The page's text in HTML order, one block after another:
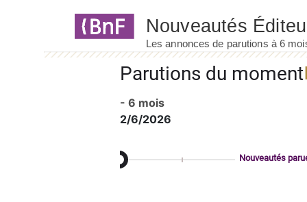
Parutions du moment
- 6 mois
2/6/2026
Nouveautés